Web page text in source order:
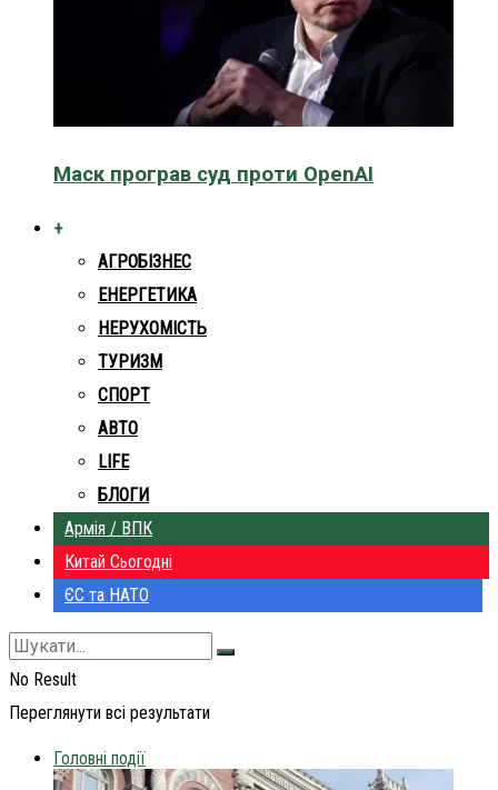
Маск програв суд проти OpenAI
+
АГРОБІЗНЕС
ЕНЕРГЕТИКА
НЕРУХОМІСТЬ
ТУРИЗМ
СПОРТ
АВТО
LIFE
БЛОГИ
Армія / ВПК
Китай Сьогодні
ЄС та НАТО
No Result
Переглянути всі результати
Головні події